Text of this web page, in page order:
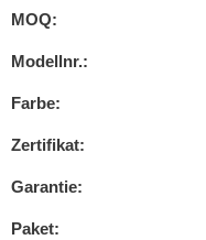
MOQ:
Modellnr.:
Farbe:
Zertifikat:
Garantie:
Paket: